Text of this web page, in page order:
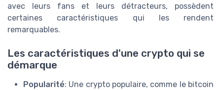
avec leurs fans et leurs détracteurs, possèdent
certaines caractéristiques qui les rendent
remarquables.
Les caractéristiques d'une crypto qui se
démarque
Popularité: Une crypto populaire, comme le bitcoin